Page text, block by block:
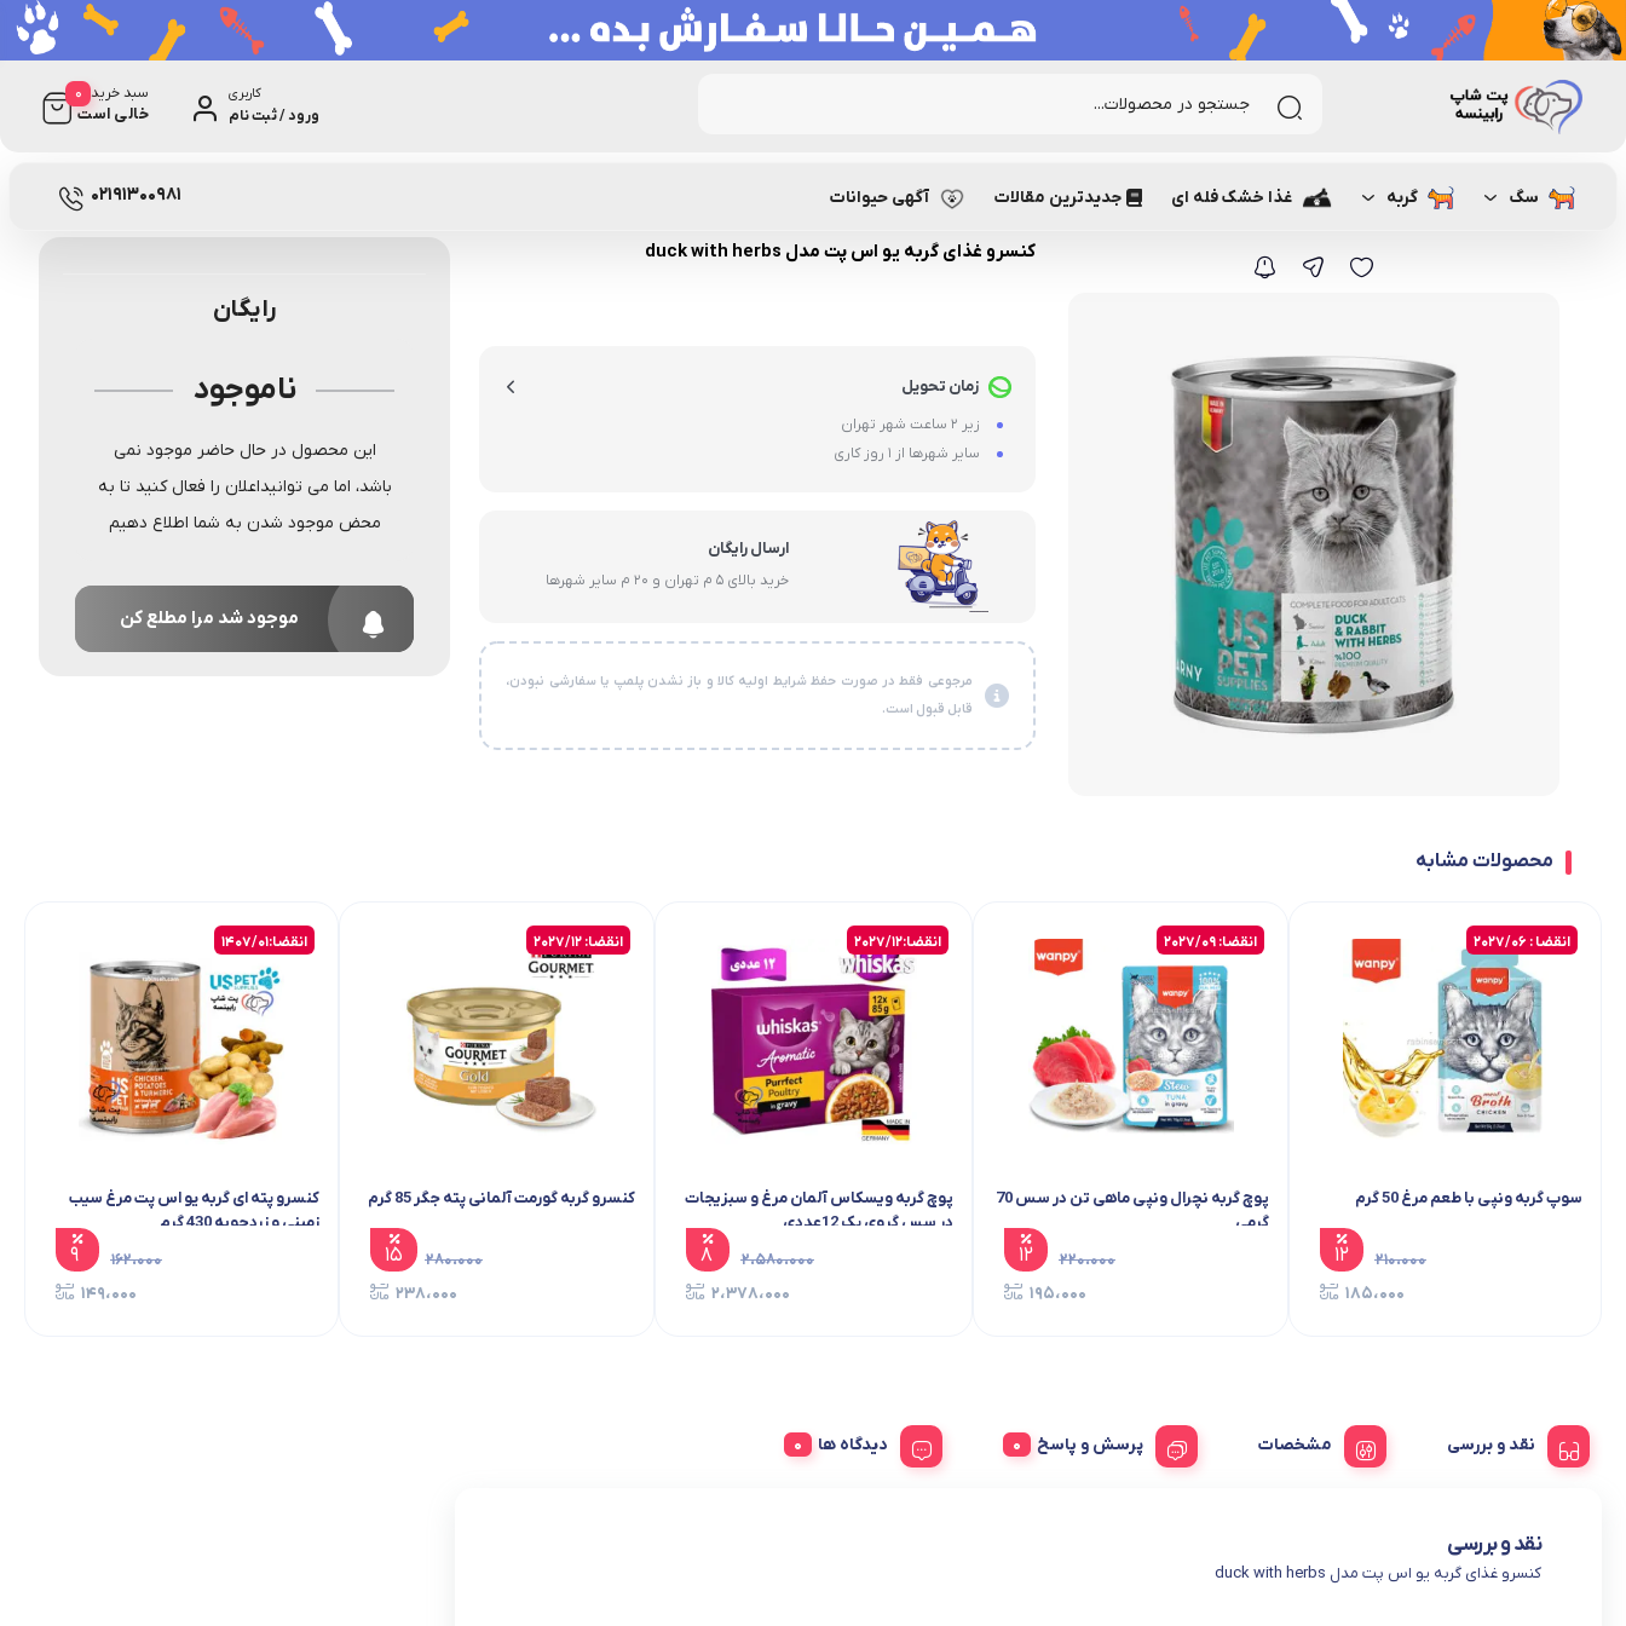
کاربری
ورود / ثبت نام
سبد خرید
خالی است
0
سگ گربه غذا خشک فله ای جدیدترین مقالات آگهی حیوانات 02191300981
رابینسه 57735-36
کنسرو غذای گربه یو اس پت مدل duck with herbs
زمان تحویل
زیر 2 ساعت شهر تهران
سایر شهرها از 1 روز کاری
ارسال رایگان
خرید بالای 5 م تهران و 20 م سایر شهرها
مرجوعی فقط در صورت حفظ شرایط اولیه کالا و باز نشدن پلمپ یا سفارشی نبودن،
قابل قبول است.
رایگان
ناموجود
این محصول در حال حاضر موجود نمی
باشد، اما می توانیداعلان را فعال کنید تا به
محض موجود شدن به شما اطلاع دهیم
موجود شد مرا مطلع کن
محصولات مشابه
انقضا : 2027/06
سوپ گربه ونپی با طعم مرغ 50 گرم
۲۱۰،۰۰۰
۱۸۵،۰۰۰
۱۲
انقضا: 2027/09
پوچ گربه نچرال ونپی ماهی تن در سس 70
گرمی
۲۲۰،۰۰۰
۱۹۵،۰۰۰
۱۲
انقضا:2027/12
پوچ گربه ویسکاس آلمان مرغ و سبزیجات
در سس گروی پک 12عددی
۲،۵۸۰،۰۰۰
۲،۳۷۸،۰۰۰
۸
انقضا: 2027/12
کنسرو گربه گورمت آلمانی پته جگر 85 گرم
۲۸۰،۰۰۰
۲۳۸،۰۰۰
۱۵
انقضا:1407/01
کنسرو پته ای گربه یو اس پت مرغ سیب
زمینی و زردچوبه 430 گرم
۱۶۲،۰۰۰
۱۴۹،۰۰۰
۹
نقد و بررسی مشخصات پرسش و پاسخ دیدگاه ها
نقد و بررسی
کنسرو غذای گربه یو اس پت مدل duck with herbs